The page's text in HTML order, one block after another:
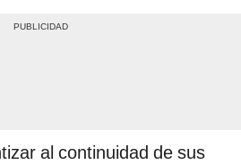
al continuidad de sus